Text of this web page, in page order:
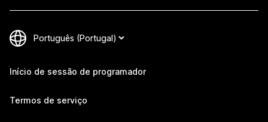
Início de sessão de programador
Termos de serviço